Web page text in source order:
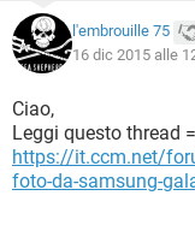
l'embrouille 75
16 dic 2015 alle
Ciao,
Leggi questo thread =
https://it.ccm.net/
foto-da-samsung-